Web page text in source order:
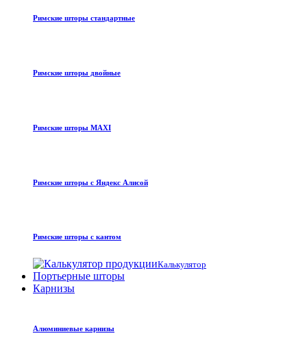
Римские шторы стандартные
Римские шторы двойные
Римские шторы MAXI
Римские шторы с Яндекс Алисой
Римские шторы с кантом
Калькулятор
Портьерные шторы
Карнизы
Алюминиевые карнизы